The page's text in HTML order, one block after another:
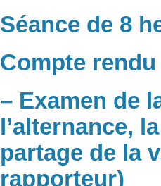
Séance de 8
Compte rendu
– Examen de
l’alternance,
partage de la
rapporteur)